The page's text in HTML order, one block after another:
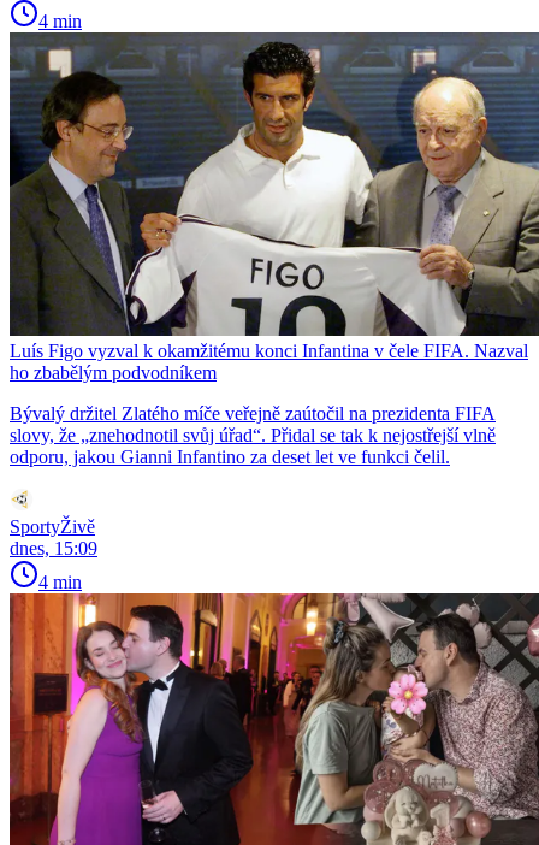
4 min
Luís Figo vyzval k okamžitému konci Infantina v čele FIFA. Nazval
ho zbabělým podvodníkem
Bývalý držitel Zlatého míče veřejně zaútočil na prezidenta FIFA
slovy, že „znehodnotil svůj úřad“. Přidal se tak k nejostřejší vlně
odporu, jakou Gianni Infantino za deset let ve funkci čelil.
SportyŽivě
dnes, 15:09
4 min